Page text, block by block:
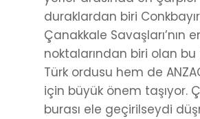
duraklardan biri
Çanakkale Savaşları’nın
noktalarından biri olan
Türk ordusu hem de
için büyük önem taşıyor.
burası ele geçirilseydi